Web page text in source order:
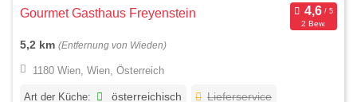
Gourmet Gasthaus Freyenstein
2 Bew.
5,2 km (Entfernung von Wieden)
1180 Wien, Wien, Österreich
Art der Küche: österreichisch Lieferservice